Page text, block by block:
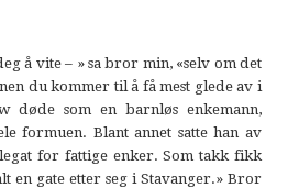
å vite – » sa bror min, «selv om det
du kommer til å få mest glede av i
døde som en barnløs enkemann,
formuen. Blant annet satte han av
for fattige enker. Som takk fikk
en gate etter seg i Stavanger.» Bror